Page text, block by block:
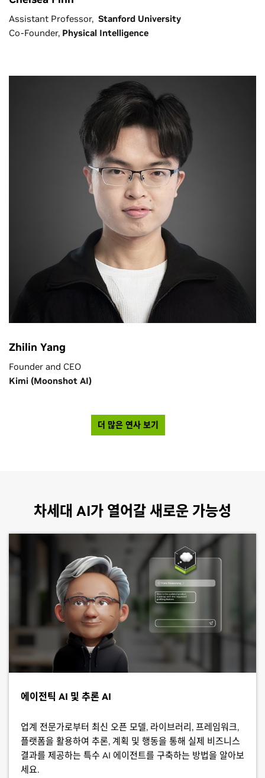
Assistant Professor, Stanford University
Co-Founder, Physical Intelligence
Zhilin Yang
Founder and CEO
Kimi (Moonshot AI)
더 많은 연사 보기
차세대 AI가 열어갈 새로운 가능성
에이전틱 AI 및 추론 AI
업계 전문가로부터 최신 오픈 모델, 라이브러리, 프레임워크,
플랫폼을 활용하여 추론, 계획 및 행동을 통해 실제 비즈니스
결과를 제공하는 특수 AI 에이전트를 구축하는 방법을 알아보
세요.